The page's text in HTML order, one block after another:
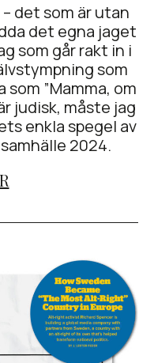
det som är utan
det egna jaget
som går rakt in i
som
”Mamma, om
judisk, måste jag
enkla spegel av
2024.